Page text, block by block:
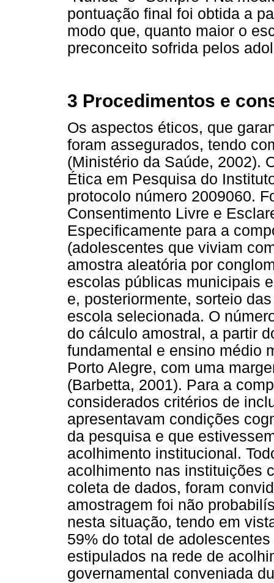
pontuação final foi obtida a
modo que, quanto maior o
preconceito sofrida pelos
3 Procedimentos e
Os aspectos éticos, que
foram assegurados, tendo
(Ministério da Saúde, 2002).
Ética em Pesquisa do
protocolo número 2009060.
Consentimento Livre e
Especificamente para a
(adolescentes que viviam
amostra aleatória por
escolas públicas municipais
e, posteriormente, sorteio
escola selecionada. O
do cálculo amostral, a partir
fundamental e ensino médio
Porto Alegre, com uma
(Barbetta, 2001). Para a
considerados critérios de
apresentavam condições
da pesquisa e que
acolhimento institucional.
acolhimento nas instituições
coleta de dados, foram
amostragem foi não
nesta situação, tendo em
59% do total de
estipulados na rede de
governamental conveniada